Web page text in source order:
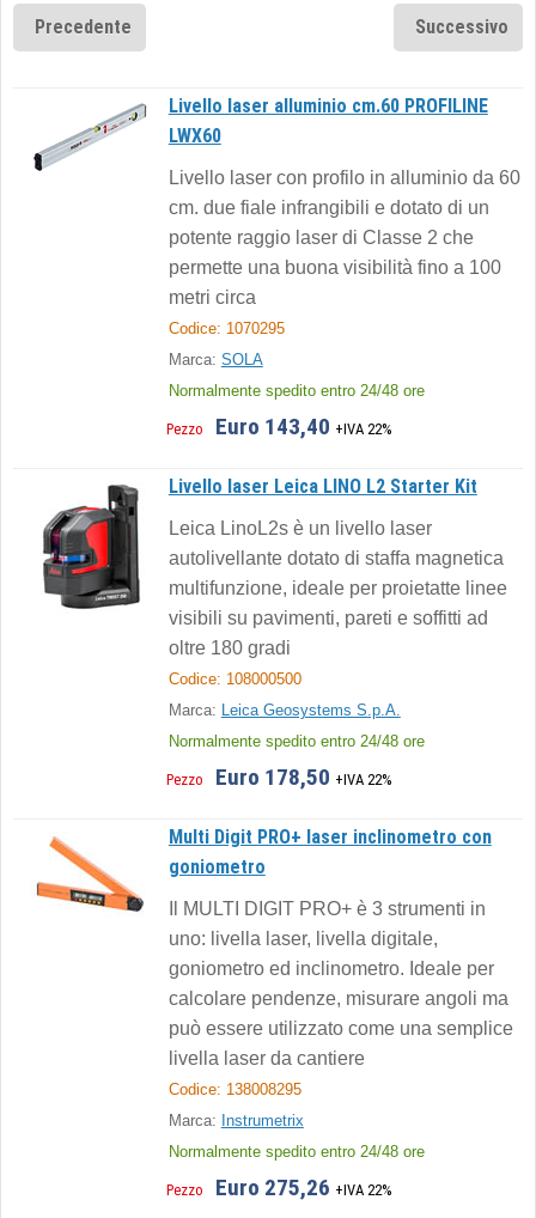
Precedente Successivo
Livello laser alluminio cm.60 PROFILINE
LWX60
Livello laser con profilo in alluminio da 60
cm. due fiale infrangibili e dotato di un
potente raggio laser di Classe 2 che
permette una buona visibilità fino a 100
metri circa
Codice: 1070295
Marca: SOLA
Normalmente spedito entro 24/48 ore
Pezzo Euro 143,40 +IVA 22%
Livello laser Leica LINO L2 Starter Kit
Leica LinoL2s è un livello laser
autolivellante dotato di staffa magnetica
multifunzione, ideale per proietatte linee
visibili su pavimenti, pareti e soffitti ad
oltre 180 gradi
Codice: 108000500
Marca: Leica Geosystems S.p.A.
Normalmente spedito entro 24/48 ore
Pezzo Euro 178,50 +IVA 22%
Multi Digit PRO+ laser inclinometro con
goniometro
Il MULTI DIGIT PRO+ è 3 strumenti in
uno: livella laser, livella digitale,
goniometro ed inclinometro. Ideale per
calcolare pendenze, misurare angoli ma
può essere utilizzato come una semplice
livella laser da cantiere
Codice: 138008295
Marca: Instrumetrix
Normalmente spedito entro 24/48 ore
Pezzo Euro 275,26 +IVA 22%